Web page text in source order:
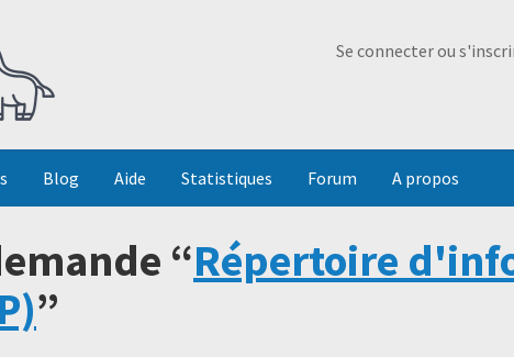
Se connecter ou
Blog Aide Statistiques Forum A propos
“Répertoire
”